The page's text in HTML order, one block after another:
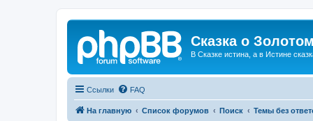
Сказка о
В Сказке истина, а в Истине
Ссылки FAQ
На главную Список форумов Поиск Темы без